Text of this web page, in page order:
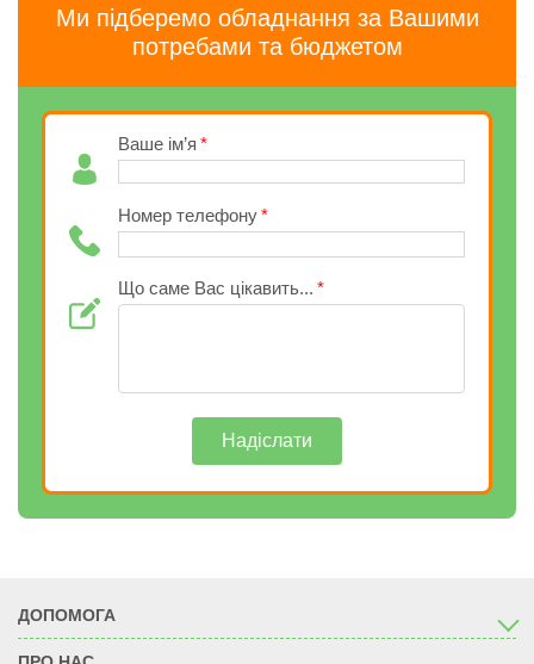
Ми підберемо обладнання за Вашими
потребами та бюджетом
Ваше ім’я
Номер телефону
Що саме Вас цікавить...
Надіслати
ДОПОМОГА